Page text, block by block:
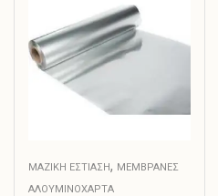
ΜΑΖΙΚΗ ΕΣΤΙΑΣΗ, ΜΕΜΒΡΆΝΕΣ
ΑΛΟΥΜΙΝΌΧΑΡΤΑ